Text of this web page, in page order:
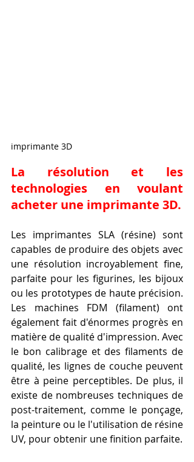
imprimante 3D
La résolution et les
technologies en voulant
acheter une imprimante 3D.
Les imprimantes SLA (résine) sont
capables de produire des objets avec
une résolution incroyablement fine,
parfaite pour les figurines, les bijoux
ou les prototypes de haute précision.
Les machines FDM (filament) ont
également fait d'énormes progrès en
matière de qualité d'impression. Avec
le bon calibrage et des filaments de
qualité, les lignes de couche peuvent
être à peine perceptibles. De plus, il
existe de nombreuses techniques de
post-traitement, comme le ponçage,
la peinture ou le l'utilisation de résine
UV, pour obtenir une finition parfaite.